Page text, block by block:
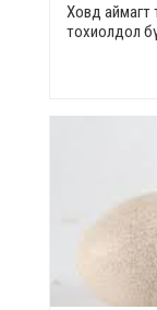
Ховд аймагт
тохиолдол